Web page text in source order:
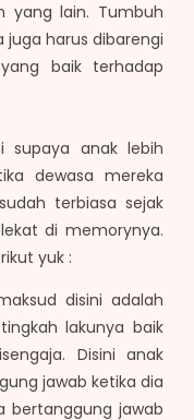
yang lain. Tumbuh
harus dibarengi
baik terhadap
supaya anak lebih
dewasa mereka
terbiasa sejak
di memorynya.
yuk :
disini adalah
lakunya baik
Disini anak
jawab ketika dia
bertanggung jawab